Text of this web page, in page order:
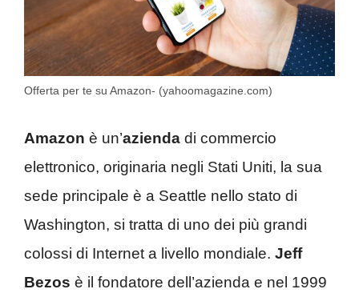
Offerta per te su Amazon- (yahoomagazine.com)
Amazon è un’azienda di commercio
elettronico, originaria negli Stati Uniti, la sua
sede principale è a Seattle nello stato di
Washington, si tratta di uno dei più grandi
colossi di Internet a livello mondiale. Jeff
Bezos è il fondatore dell’azienda e nel 1999